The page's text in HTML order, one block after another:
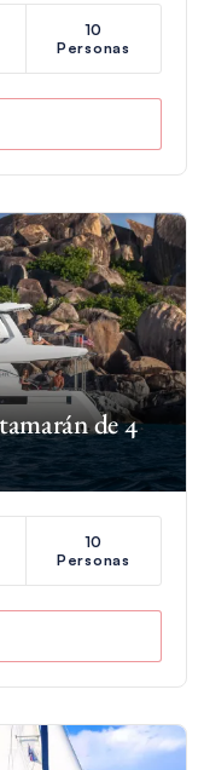
10
Personas
de 4
10
Personas